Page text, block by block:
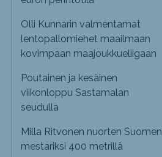
Olli Kunnarin valmentamat
lentopallomiehet maailmaan
kovimpaan maajoukkueliigaan
Poutainen ja kesäinen
viikonloppu Sastamalan
seudulla
Milla Ritvonen nuorten Suomen
mestariksi 400 metrillä